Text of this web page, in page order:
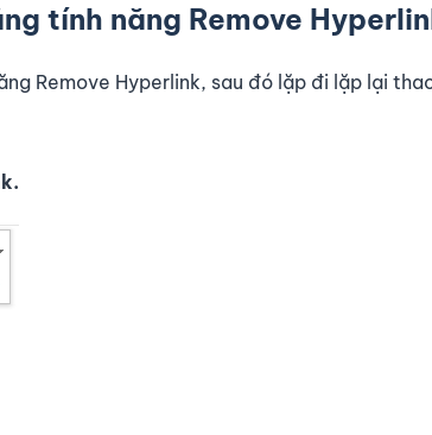
tính năng Remove
Remove Hyperlink, sau đó lặp đi lặp lại